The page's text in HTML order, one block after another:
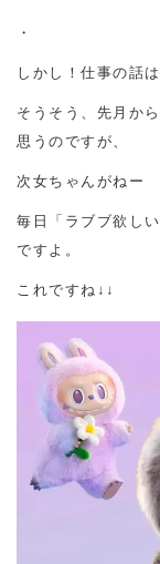
・
しかし！仕事の話
そうそう、先月か
思うのですが、
次女ちゃんがねー
毎日「ラブブ欲し
ですよ。
これですね↓↓